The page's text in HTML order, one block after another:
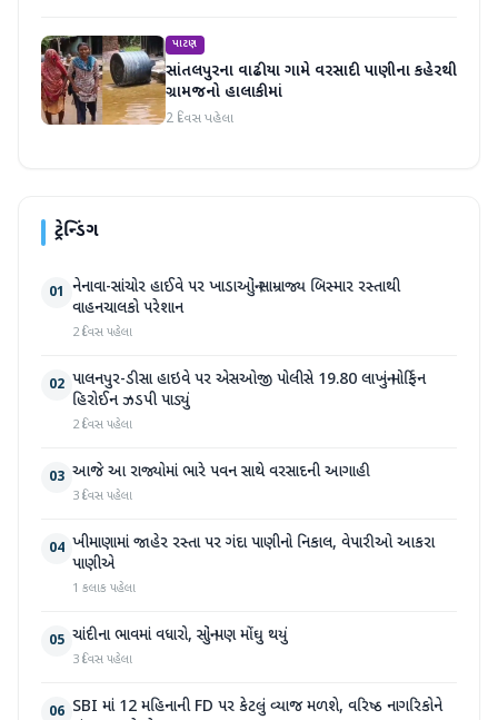
પાટણ
સાંતલપુરના વાઢીયા ગામે વરસાદી પાણીના કહેરથી
ગ્રામજનો હાલાકીમાં
2 દિવસ પહેલા
ટ્રેન્ડિંગ
01 નેનાવા-સાંચોર હાઈવે પર ખાડાઓનું સામ્રાજ્ય બિસ્માર રસ્તાથી
વાહનચાલકો પરેશાન
2 દિવસ પહેલા
02 પાલનપુર-ડીસા હાઇવે પર એસઓજી પોલીસે 19.80 લાખનું મોર્ફિન
હિરોઈન ઝડપી પાડ્યું
2 દિવસ પહેલા
03 આજે આ રાજ્યોમાં ભારે પવન સાથે વરસાદની આગાહી
3 દિવસ પહેલા
04 ખીમાણામાં જાહેર રસ્તા પર ગંદા પાણીનો નિકાલ, વેપારીઓ આકરા
પાણીએ
1 કલાક પહેલા
05 ચાંદીના ભાવમાં વધારો, સોનું પણ મોંઘુ થયું
3 દિવસ પહેલા
06 SBI માં 12 મહિનાની FD પર કેટલું વ્યાજ મળશે, વરિષ્ઠ નાગરિકોને